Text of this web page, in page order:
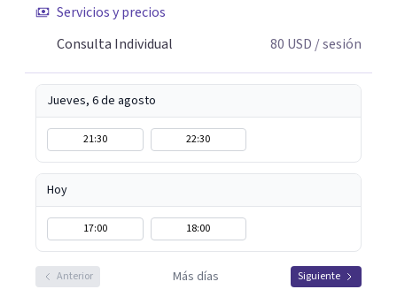
Servicios y precios
Consulta Individual
80 USD / sesión
Jueves, 6 de agosto
21:30 22:30
Hoy
17:00 18:00
Anterior Más días Siguiente